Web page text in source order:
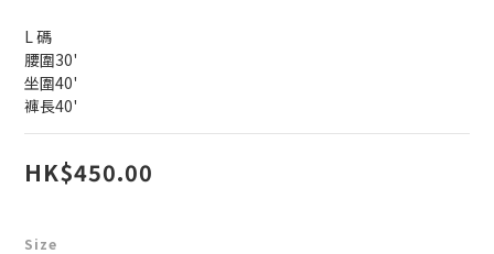
L 碼
腰圍30'
坐圍40'
褲長40'
HK$450.00
Size